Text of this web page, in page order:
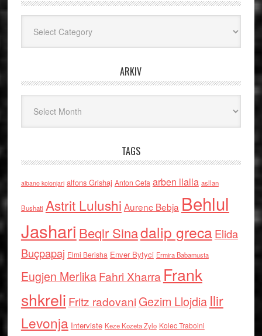
ARKIV
TAGS
albano kolonjari alfons Grishaj Anton Cefa arben llalla asllan
Bushati Astrit Lulushi Aurenc Bebja Behlul
Jashari Beqir Sinadalip grecaElida
Buçpapaj Elmi Berisha Enver Bytyci Ermira Babamusta
Eugjen MerlikaFahri Xharra Frank
shkreli Fritz radovaniGezim Llojdia Ilir
Levonja Interviste Keze Kozeta Zylo Kolec Traboini